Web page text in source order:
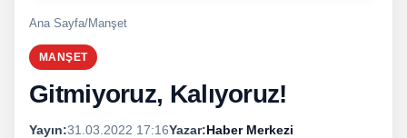
Ana Sayfa/Manşet
MANŞET
Gitmiyoruz, Kalıyoruz!
Yayın:31.03.2022 17:16Yazar:Haber Merkezi